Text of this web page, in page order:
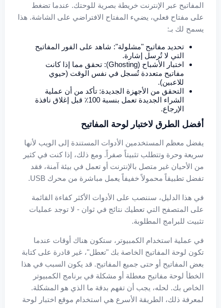
المفاتيح عبر الإنترنت خريطة بصرية للوحتك. عندما تضغط
على مفتاح فعلي، يضيء المفتاح الافتراضي على الشاشة. هذا
يسمح لك بـ:
تحديد مفاتيح "مشلولة": شاهد على الفور المفاتيح
التي لا تُرسل إشارة.
اختبار الأشباح (Ghosting): تحقق مما إذا كانت
مفاتيح متعددة تُسجل في نفس الوقت (حيوي
للاعبين).
التحقق من الأجهزة الجديدة: تأكد من أن عملية
الشراء الجديدة تعمل بنسبة 100٪ قبل إغلاق نافذة
الإرجاع.
أفضل الطرق لاختبار لوحة المفاتيح
يفضل معظم المستخدمين الأدوات المستندة إلى الويب لأنها
سريعة وحرة وتتطلب تثبيتاً صفراً. ومع ذلك، إذا كنت في كثير
من الأحيان غير متصل بالإنترنت أو تعمل في بيئة آمنة، فقد
تفضل تطبيقاً محمولاً خفيفاً يعمل مباشرة من محرك USB.
في هذا الدليل، سننصب على الأدوات الأكثر كفاءة القائمة
على المتصفح التي تعطيك نتائج في ثوان - لا توجد عمليات
تثبيت للبرامج المطلوبة.
في عملية استخدام الكمبيوتر، ستكون هناك أوقات عندما
تكون لوحة المفاتيح الخاصة بك "تعطل"، غير قادرة على كتابة
بعض المفاتيح أو حتى جميع المفاتيح. قد يكون السبب في هذا
الخطأ لوحة مفاتيح معطلة أو مشكلة في برنامج الكمبيوتر
الخاص بك. لحله، يجب أن تفهم بدقة ما الذي هو المشكلة.
لمعرفة ذلك، الطريقة الأسرع هي استخدام موقع اختبار لوحة